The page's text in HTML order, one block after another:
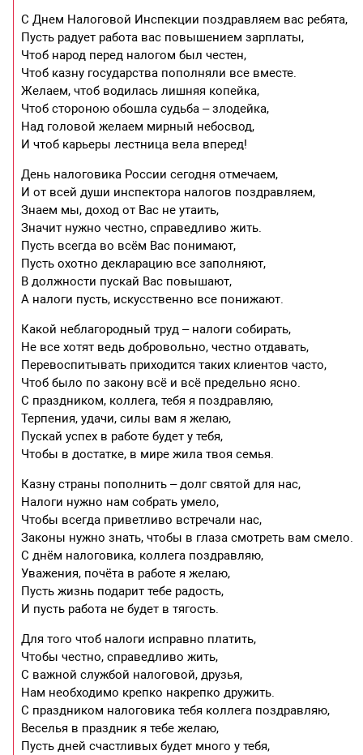
С Днем Налоговой Инспекции поздравляем вас ребята,
Пусть радует работа вас повышением зарплаты,
Чтоб народ перед налогом был честен,
Чтоб казну государства пополняли все вместе.
Желаем, чтоб водилась лишняя копейка,
Чтоб стороною обошла судьба – злодейка,
Над головой желаем мирный небосвод,
И чтоб карьеры лестница вела вперед!
День налоговика России сегодня отмечаем,
И от всей души инспектора налогов поздравляем,
Знаем мы, доход от Вас не утаить,
Значит нужно честно, справедливо жить.
Пусть всегда во всём Вас понимают,
Пусть охотно декларацию все заполняют,
В должности пускай Вас повышают,
А налоги пусть, искусственно все понижают.
Какой неблагородный труд – налоги собирать,
Не все хотят ведь добровольно, честно отдавать,
Перевоспитывать приходится таких клиентов часто,
Чтоб было по закону всё и всё предельно ясно.
С праздником, коллега, тебя я поздравляю,
Терпения, удачи, силы вам я желаю,
Пускай успех в работе будет у тебя,
Чтобы в достатке, в мире жила твоя семья.
Казну страны пополнить – долг святой для нас,
Налоги нужно нам собрать умело,
Чтобы всегда приветливо встречали нас,
Законы нужно знать, чтобы в глаза смотреть вам смело.
С днём налоговика, коллега поздравляю,
Уважения, почёта в работе я желаю,
Пусть жизнь подарит тебе радость,
И пусть работа не будет в тягость.
Для того чтоб налоги исправно платить,
Чтобы честно, справедливо жить,
С важной службой налоговой, друзья,
Нам необходимо крепко накрепко дружить.
С праздником налоговика тебя коллега поздравляю,
Веселья в праздник я тебе желаю,
Пусть дней счастливых будет много у тебя,